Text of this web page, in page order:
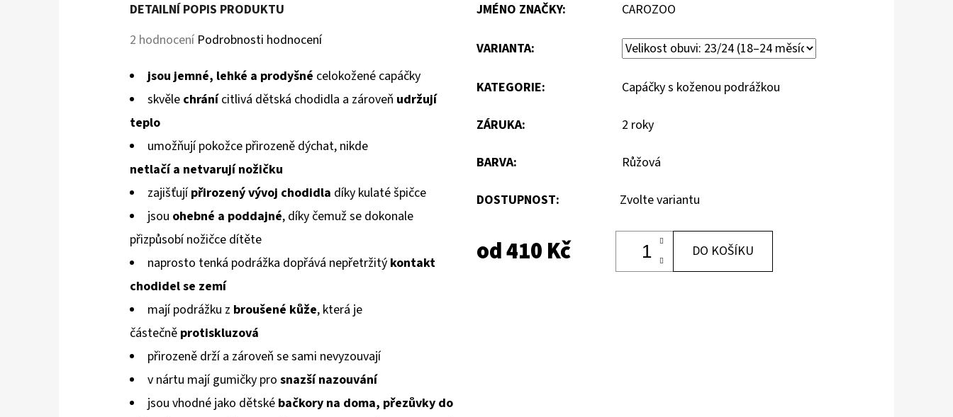
DETAILNÍ POPIS PRODUKTU
Průměrné
produktu
5,0
5
hvězdiček.
2 hodnocení Podrobnosti hodnocení
jsou jemné, lehké a prodyšné celokožené capáčky
skvěle chránícitlivá dětská chodidla a zároveň udržují
teplo
umožňují pokožce přirozeně dýchat, nikde
netlačí a netvarujínožičku
zajišťujípřirozený vývoj chodidla díky kulaté špičce
jsou ohebné a poddajné, díky čemuž se dokonale
přizpůsobínožičce dítěte
naprosto tenká podrážka dopřává nepřetržitý kontakt
chodidelse zemí
mají podrážku z broušené kůže, která je
částečně protiskluzová
přirozeně drží a zároveň se sami nevyzouvají
v nártu mají gumičky pro snazší nazouvání
jsou vhodné jako dětské bačkory na doma, přezůvky do
JMÉNO ZNAČKY: CAROZOO
VARIANTA:
KATEGORIE: Capáčky s koženou podrážkou
ZÁRUKA: 2 roky
BARVA: Růžová
DOSTUPNOST: Zvolte variantu
od410 Kč DO KOŠÍKU